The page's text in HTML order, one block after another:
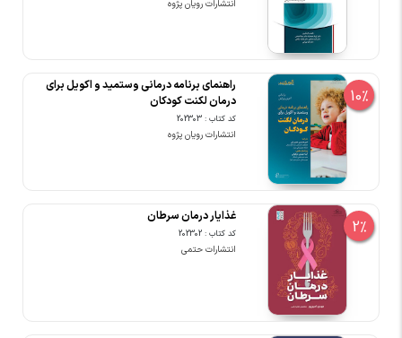
انتشارات رویان پژوه
10%
راهنمای برنامه درمانی وستمید و اکویل برای
درمان لکنت کودکان
کد کتاب : 202303
انتشارات رویان پژوه
2%
غذایار درمان سرطان
کد کتاب : 202302
انتشارات حتمی